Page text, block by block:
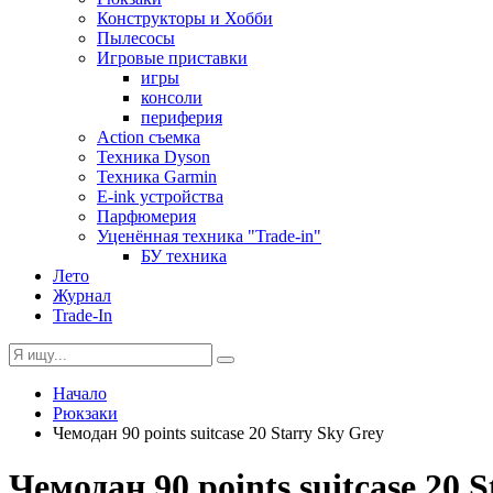
Конструкторы и Хобби
Пылесосы
Игровые приставки
игры
консоли
периферия
Action съемка
Техника Dyson
Техника Garmin
E-ink устройства
Парфюмерия
Уценённая техника "Trade-in"
БУ техника
Лето
Журнал
Trade-In
Начало
Рюкзаки
Чемодан 90 points suitcase 20 Starry Sky Grey